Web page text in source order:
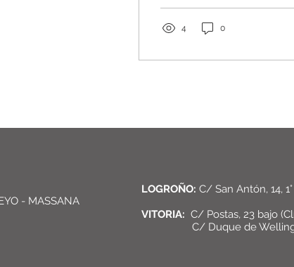
4 0
- MASSANA
LOGROÑO: C/ San Antón, 14,
VITORIA: C/ Postas, 23 bajo
C/ Duque de Wellington,